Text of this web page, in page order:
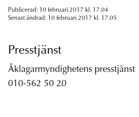
Publicerad: 10 februari 2017 kl. 17.04
Senast ändrad: 10 februari 2017 kl. 17.05
Presstjänst
Åklagarmyndighetens presstjänst
010-562 50 20